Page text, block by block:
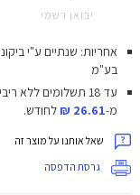
יבואן רשמי
אחריות: שנתיים ע"י
בע"מ
עד 18 תשלומים ללא ריבית.
מ-26.61 ₪ לחודש.
שאל אותנו על מוצר זה
גרסת הדפסה